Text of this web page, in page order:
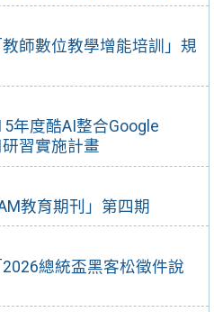
教師數位教學增能培訓」規
年度酷AI整合Google
習實施計畫
教育期刊」第四期
總統盃黑客松徵件說